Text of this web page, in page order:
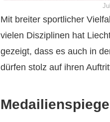
Mit breiter sportlicher
vielen Disziplinen hat
gezeigt, dass es auch in
dürfen stolz auf ihren